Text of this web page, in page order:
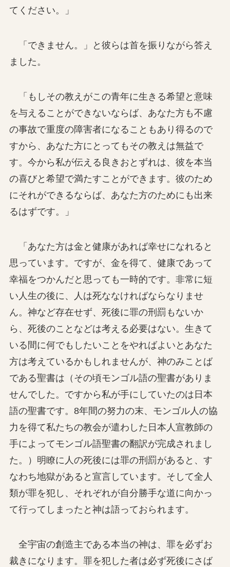
てください。」
「できません。」と彼らは首を振りながら答え
ました。
「もしその教えがこの青年に生きる希望と意味
を与えることができないならば、あなた方も不慮
の事故で重度の障害者になることもあり得るので
すから、あなた方にとってもその教えは無益で
す。今から私が伝える良きおとずれは、彼を本当
の喜びと希望で満たすことができます。彼のため
にそれができるならば、あなた方のためにも出来
るはずです。」
「あなた方は金と健康があれば幸せになれると
思っています。ですが、金を得て、健康であって
幸福をつかんだと思っても一時的です。非常に短
い人生の後に、人は死ななければならなりませ
ん。神など存在せず、死後に罪の刑罰もないか
ら、死後のことなどは考える必要はない。生きて
いる間に何でもしたいことをやればよいとあなた
方は考えているかもしれませんが、神のみことば
である聖書は（その頃モンゴル語の聖書がありま
せんでした。ですから私が手にしていたのは日本
語の聖書です。8年間の努力の末、モンゴル人の協
力を得て私たちの教会が遣わした日本人宣教師の
手によってモンゴル語聖書の翻訳が完成されまし
た。）明瞭に人の死後には罪の刑罰があると、す
なわち地獄があると宣言しています。そして全人
類が罪を犯し、それぞれが自分勝手な道に向かっ
て行ってしまったと神は語っておられます。
全宇宙の創造主である本当の神は、罪を必ずお
裁きになります。罪を犯した者は必ず死後にさば